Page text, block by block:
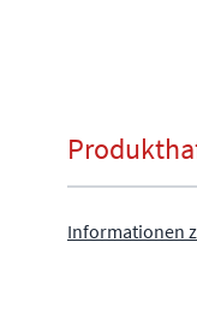
Informationen